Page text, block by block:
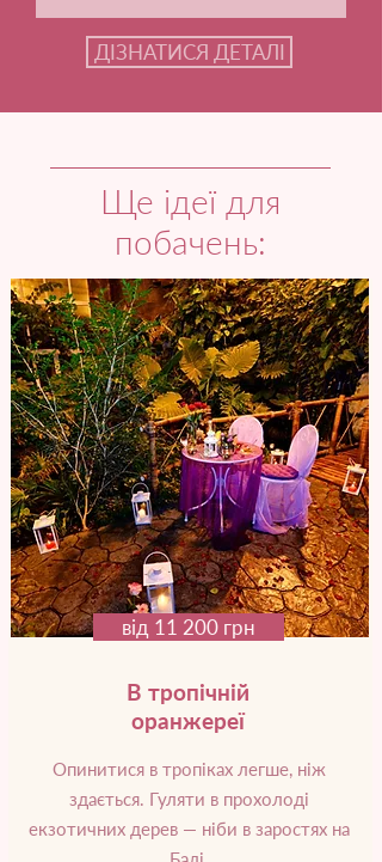
ДІЗНАТИСЯ ДЕТАЛІ
Ще ідеї для
побачень:
від 11 200 грн
В тропічній
оранжереї
Опинитися в тропіках легше, ніж
здається. Гуляти в прохолоді
екзотичних дерев — ніби в заростях на